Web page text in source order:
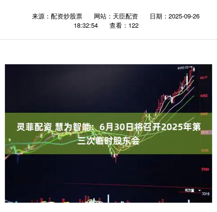
来源：配资炒股票 网站：天臣配资
日期：2025-09-26
18:32:54
查看：122